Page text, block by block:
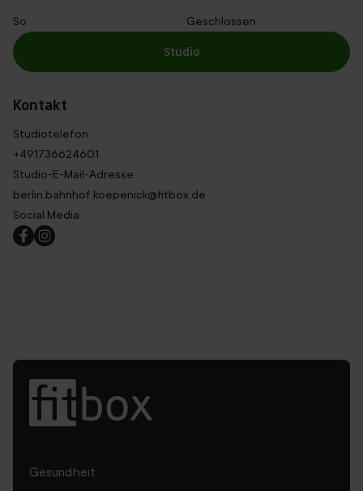
So Geschlossen
Studio
Kontakt
Studiotelefon
+491736624601
Studio-E-Mail-Adresse
berlin.bahnhof.koepenick@fitbox.de
Social Media
Gesundheit